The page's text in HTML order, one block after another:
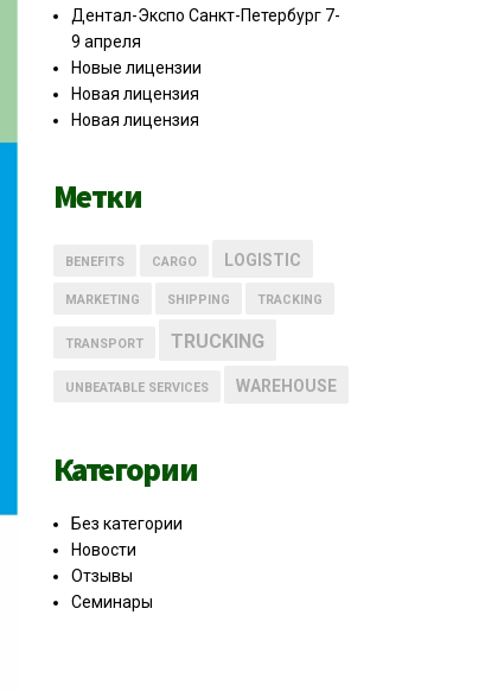
Дентал-Экспо Санкт-Петербург 7-
9 апреля
Новые лицензии
Новая лицензия
Новая лицензия
Метки
BENEFITS CARGO LOGISTIC
MARKETING SHIPPING TRACKING
TRANSPORT TRUCKING
UNBEATABLE SERVICES WAREHOUSE
Категории
Без категории
Новости
Отзывы
Семинары